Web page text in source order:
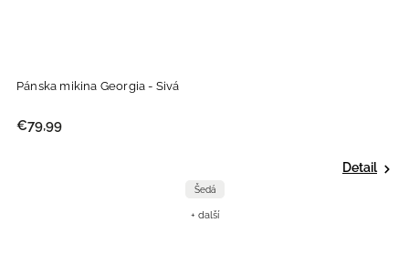
Pánska mikina Georgia - Sivá
€79,99
Detail
Šedá
+ další